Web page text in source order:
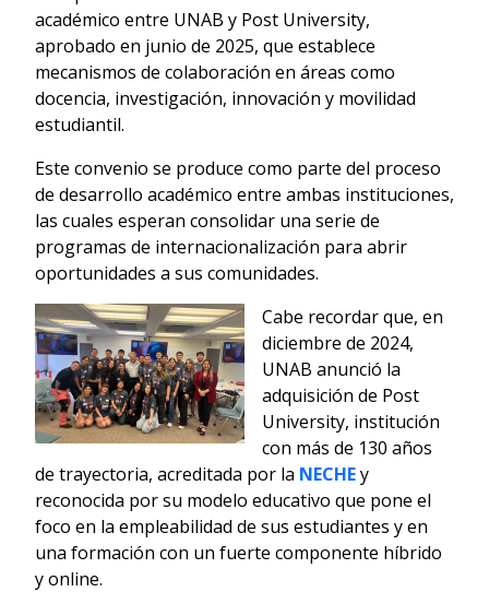
académico entre UNAB y Post University,
aprobado en junio de 2025, que establece
mecanismos de colaboración en áreas como
docencia, investigación, innovación y movilidad
estudiantil.
Este convenio se produce como parte del proceso
de desarrollo académico entre ambas instituciones,
las cuales esperan consolidar una serie de
programas de internacionalización para abrir
oportunidades a sus comunidades.
Cabe recordar que, en
diciembre de 2024,
UNAB anunció la
adquisición de Post
University, institución
con más de 130 años
de trayectoria, acreditada por la NECHEy
reconocida por su modelo educativo que pone el
foco en la empleabilidad de sus estudiantes y en
una formación con un fuerte componente híbrido
y online.